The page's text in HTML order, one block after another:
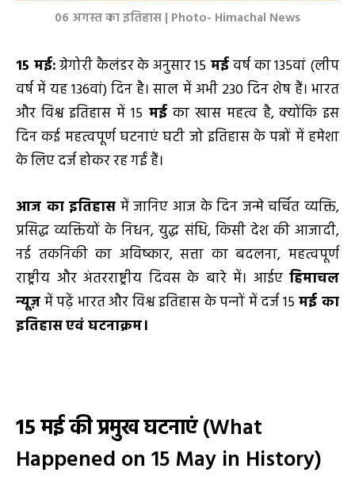
06 अगस्त का इतिहास | Photo- Himachal News
15 मई:ग्रेगोरी कैलंडर के अनुसार 15 मईवर्ष का 135वां (लीप
वर्ष में यह 136वां) दिन है। साल में अभी 230 दिन शेष हैं। भारत
और विश्व इतिहास में 15मईका खास महत्व है, क्योंकि इस
दिन कई महत्वपूर्ण घटनाएं घटी जो इतिहास के पन्नों में हमेशा
के लिए दर्ज होकर रह गईं हैं।
आज का इतिहास में जानिए आज के दिन जन्मे चर्चित व्यक्ति,
प्रसिद्ध व्यक्तियों के निधन, युद्ध संधि, किसी देश की आजादी,
नई तकनिकी का अविष्कार, सत्ता का बदलना, महत्वपूर्ण
राष्ट्रीय और अंतरराष्ट्रीय दिवस के बारे में। आईए हिमाचल
न्यूज़में पढ़ें भारत और विश्व इतिहास के पन्‍नों में दर्ज 15मई का
इतिहासएवं घटनाक्रम।
15 मई की प्रमुख घटनाएं(What
Happened on 15 May in History)